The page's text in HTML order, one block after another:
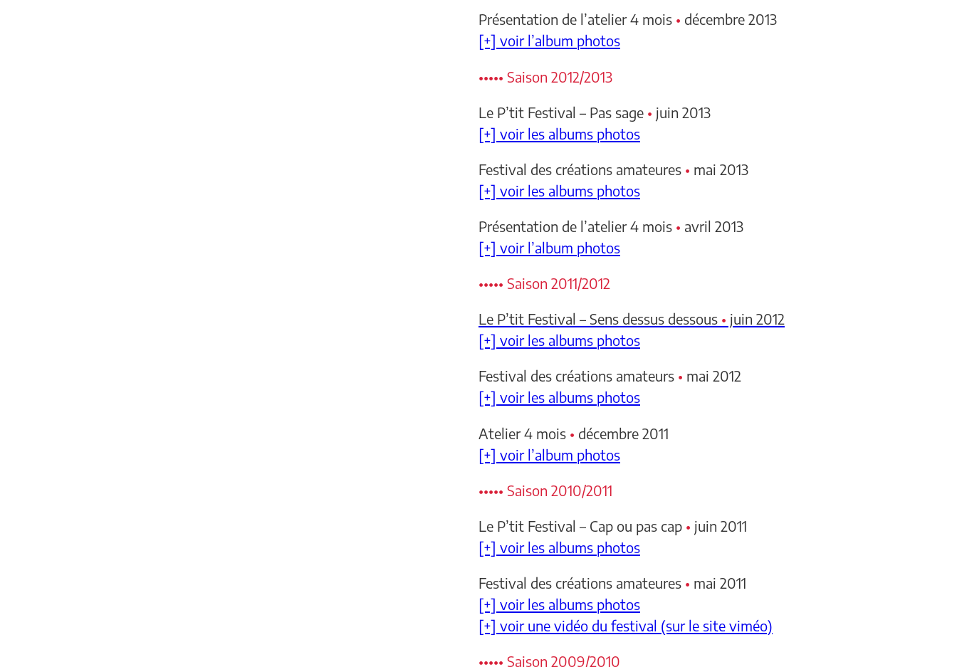
Présentation de l’atelier 4 mois • décembre 2013
[+] voir l’album photos
••••• Saison 2012/2013
Le P’tit Festival – Pas sage • juin 2013
[+] voir les albums photos
Festival des créations amateures • mai 2013
[+] voir les albums photos
Présentation de l’atelier 4 mois • avril 2013
[+] voir l’album photos
••••• Saison 2011/2012
Le P’tit Festival – Sens dessus dessous • juin 2012
[+] voir les albums photos
Festival des créations amateurs • mai 2012
[+] voir les albums photos
Atelier 4 mois • décembre 2011
[+] voir l’album photos
••••• Saison 2010/2011
Le P’tit Festival – Cap ou pas cap • juin 2011
[+] voir les albums photos
Festival des créations amateures • mai 2011
[+] voir les albums photos
[+] voir une vidéo du festival (sur le site viméo)
••••• Saison 2009/2010